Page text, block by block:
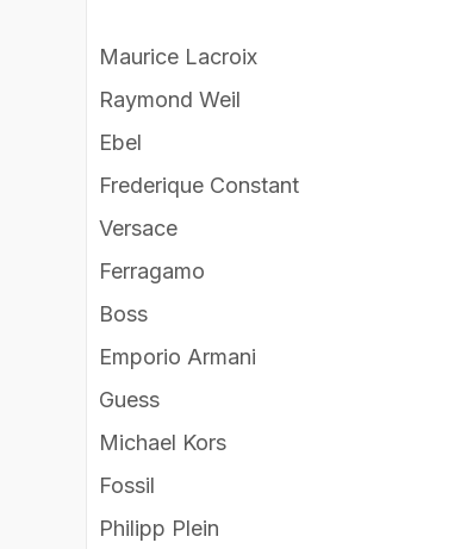
Maurice Lacroix
Raymond Weil
Ebel
Frederique Constant
Versace
Ferragamo
Boss
Emporio Armani
Guess
Michael Kors
Fossil
Philipp Plein